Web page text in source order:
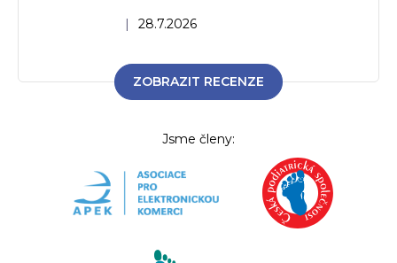
Hodnocení obchodu je 5 z 5 hvězdiček.
| 28.7.2026
ZOBRAZIT RECENZE
Jsme členy: